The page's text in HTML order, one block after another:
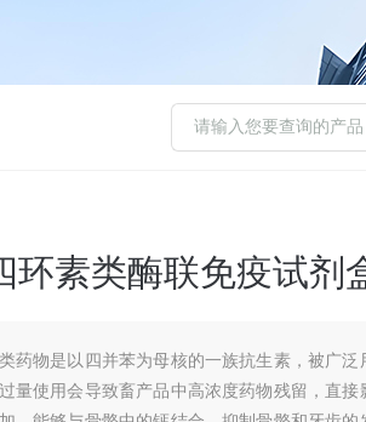
环素类酶联免疫试剂
药物是以四并苯为母核的一族抗生素，被广
量使用会导致畜产品中高浓度药物残留，直